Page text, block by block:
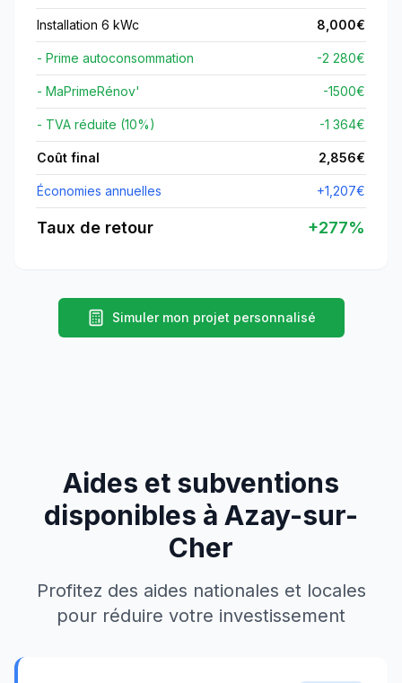
Installation 6 kWc 8,000€
- Prime autoconsommation -2 280€
- MaPrimeRénov' -1500€
- TVA réduite (10%) -1 364€
Coût final 2,856€
Économies annuelles +1,207€
Taux de retour +277%
Simuler mon projet personnalisé
Aides et subventions
disponibles à Azay-sur-
Cher
Profitez des aides nationales et locales
pour réduire votre investissement